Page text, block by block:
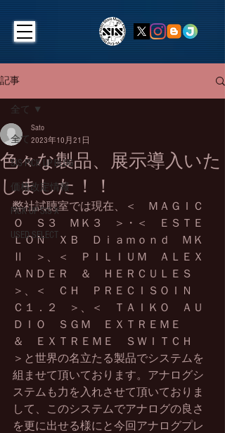
記事
全て
SIS PICK UP BLOG
価格改定情報
PICK UP SIS X
USED SELECT
全て
色々な製品、展示導入いた
しました！！
Sato
2023年10月21日
弊社試聴室では現在、＜　ＭＡＧＩＣ
Ｏ　Ｓ３　ＭＫ３　＞・＜　ＥＳＴＥ
ＬＯＮ　ＸＢ　Ｄｉａｍｏｎｄ　ＭＫ
Ⅱ　＞、＜　ＰＩＬＩＵＭ　ＡＬＥＸ
ＡＮＤＥＲ　＆　ＨＥＲＣＵＬＥＳ
＞、＜　ＣＨ　ＰＲＥＣＩＳＯＩＮ
Ｃ１．２　＞、＜　ＴＡＩＫＯ　ＡＵ
ＤＩＯ　ＳＧＭ　ＥＸＴＲＥＭＥ
＆　ＥＸＴＲＥＭＥ　ＳＷＩＴＣＨ
＞と世界の名立たる製品でシステムを
組ませて頂いております。アナログシ
ステムも力を入れさせて頂いておりま
して、このシステムでアナログの良さ
を更に出せる様にと今回アナログプレ